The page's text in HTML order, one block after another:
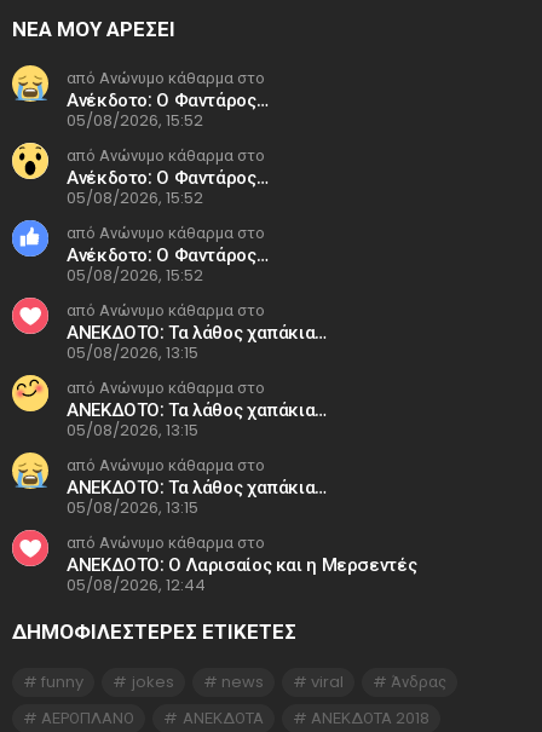
ΝΕΑ ΜΟΥ ΑΡΕΣΕΙ
από Ανώνυμο κάθαρμα στο
Ανέκδοτο: Ο Φαντάρος…
05/08/2026, 15:52
από Ανώνυμο κάθαρμα στο
Ανέκδοτο: Ο Φαντάρος…
05/08/2026, 15:52
από Ανώνυμο κάθαρμα στο
Ανέκδοτο: Ο Φαντάρος…
05/08/2026, 15:52
από Ανώνυμο κάθαρμα στο
ΑΝΕΚΔΟΤΟ: Τα λάθος χαπάκια…
05/08/2026, 13:15
από Ανώνυμο κάθαρμα στο
ΑΝΕΚΔΟΤΟ: Τα λάθος χαπάκια…
05/08/2026, 13:15
από Ανώνυμο κάθαρμα στο
ΑΝΕΚΔΟΤΟ: Τα λάθος χαπάκια…
05/08/2026, 13:15
από Ανώνυμο κάθαρμα στο
ΑΝΕΚΔΟΤΟ: Ο Λαρισαίος και η Μερσεντές
05/08/2026, 12:44
ΔΗΜΟΦΙΛΕΣΤΕΡΕΣ ΕΤΙΚΈΤΕΣ
funny jokes news viral
Άνδρας
ΑΕΡΟΠΛΑΝΟ
ΑΝΕΚΔΟΤΑ
ΑΝΕΚΔΟΤΑ 2018